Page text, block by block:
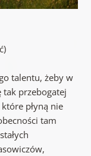
talentu, żeby w
przebogatej
płyną nie
tam